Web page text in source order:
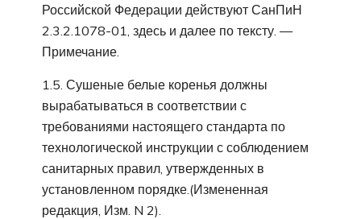
Российской Федерации действуют СанПиН
2.3.2.1078-01, здесь и далее по тексту. —
Примечание.
1.5. Сушеные белые коренья должны
вырабатываться в соответствии с
требованиями настоящего стандарта по
технологической инструкции с соблюдением
санитарных правил, утвержденных в
установленном порядке.(Измененная
редакция, Изм. N 2).